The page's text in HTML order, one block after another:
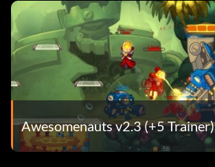
Awesomenauts v2.3 (+5 Trainer)